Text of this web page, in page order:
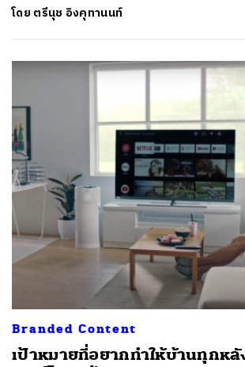
โดย ตรีนุช อิงคุทานนท์
Branded Content
เป้าหมายที่อยากทำให้บ้านทุกห